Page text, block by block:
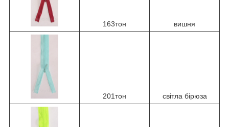
163тон вишня
201тон світла бірюза